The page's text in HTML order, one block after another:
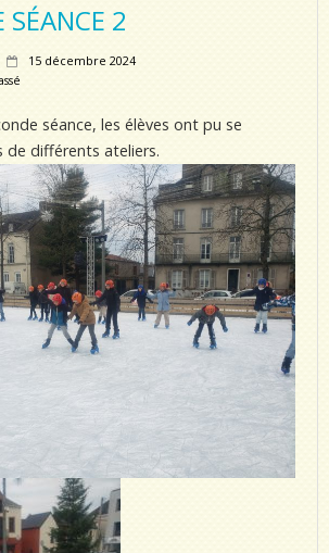
SÉANCE 2
15 décembre 2024
séance, les élèves ont pu se
de différents ateliers.